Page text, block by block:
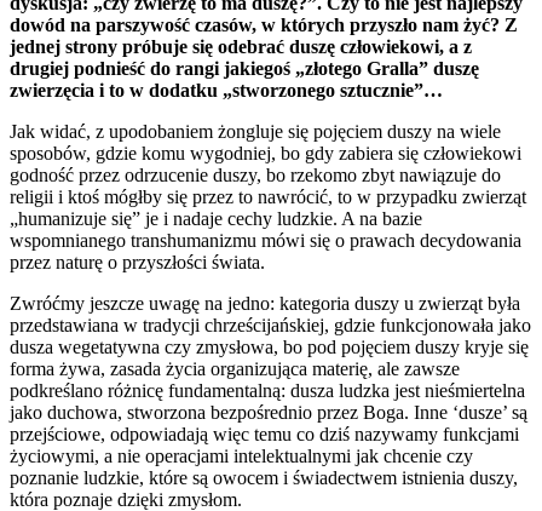
dowód na parszywość czasów, w których przyszło nam żyć? Z
jednej strony próbuje się odebrać duszę człowiekowi, a z
drugiej podnieść do rangi jakiegoś „złotego Gralla” duszę
zwierzęcia i to w dodatku „stworzonego sztucznie”…
Jak widać, z upodobaniem żongluje się pojęciem duszy na wiele
sposobów, gdzie komu wygodniej, bo gdy zabiera się człowiekowi
godność przez odrzucenie duszy, bo rzekomo zbyt nawiązuje do
religii i ktoś mógłby się przez to nawrócić, to w przypadku zwierząt
„humanizuje się” je i nadaje cechy ludzkie. A na bazie
wspomnianego transhumanizmu mówi się o prawach decydowania
przez naturę o przyszłości świata.
Zwróćmy jeszcze uwagę na jedno: kategoria duszy u zwierząt była
przedstawiana w tradycji chrześcijańskiej, gdzie funkcjonowała jako
dusza wegetatywna czy zmysłowa, bo pod pojęciem duszy kryje się
forma żywa, zasada życia organizująca materię, ale zawsze
podkreślano różnicę fundamentalną: dusza ludzka jest nieśmiertelna
jako duchowa, stworzona bezpośrednio przez Boga. Inne ‘dusze’ są
przejściowe, odpowiadają więc temu co dziś nazywamy funkcjami
życiowymi, a nie operacjami intelektualnymi jak chcenie czy
poznanie ludzkie, które są owocem i świadectwem istnienia duszy,
która poznaje dzięki zmysłom.